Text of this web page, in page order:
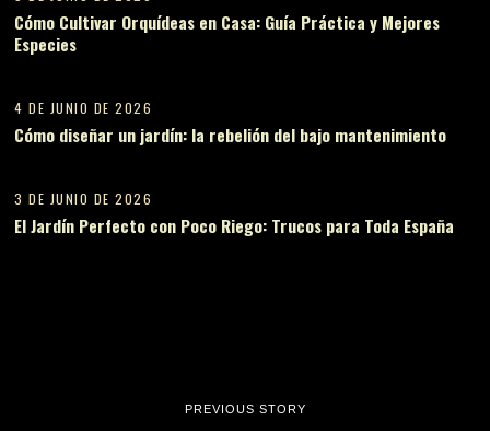
Cómo Cultivar Orquídeas en Casa: Guía Práctica y Mejores
Especies
4 DE JUNIO DE 2026
Cómo diseñar un jardín: la rebelión del bajo mantenimiento
14
3 DE JUNIO DE 2026
El Jardín Perfecto con Poco Riego: Trucos para Toda España
PREVIOUS STORY